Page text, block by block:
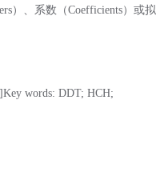
）、系数（Coefficients）或拟
words: DDT; HCH;